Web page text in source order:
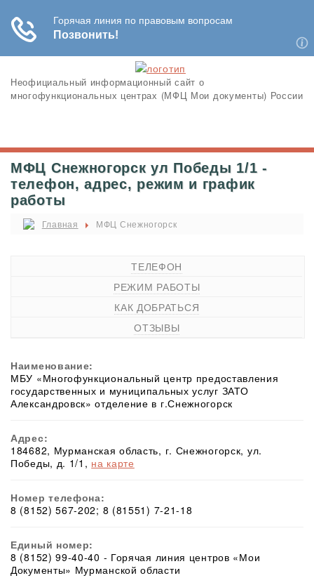
Неофициальный информационный сайт о
многофункциональных центрах (МФЦ Мои документы) России
МФЦ Снежногорск ул Победы 1/1 -
телефон, адрес, режим и график
работы
Главная МФЦ Снежногорск
ТЕЛЕФОН
РЕЖИМ РАБОТЫ
КАК ДОБРАТЬСЯ
ОТЗЫВЫ
Наименование:
МБУ «Многофункциональный центр предоставления
государственных и муниципальных услуг ЗАТО
Александровск» отделение в г.Снежногорск
Адрес:
184682, Мурманская область, г. Снежногорск, ул.
Победы, д. 1/1, на карте
Номер телефона:
8 (8152) 567-202; 8 (81551) 7-21-18
Единый номер:
8 (8152) 99-40-40 - Горячая линия центров «Мои
Документы» Мурманской области